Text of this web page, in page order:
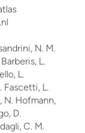
N. M.
L.
L.
Fascetti, L.
N. Hofmann,
D.
C. M.